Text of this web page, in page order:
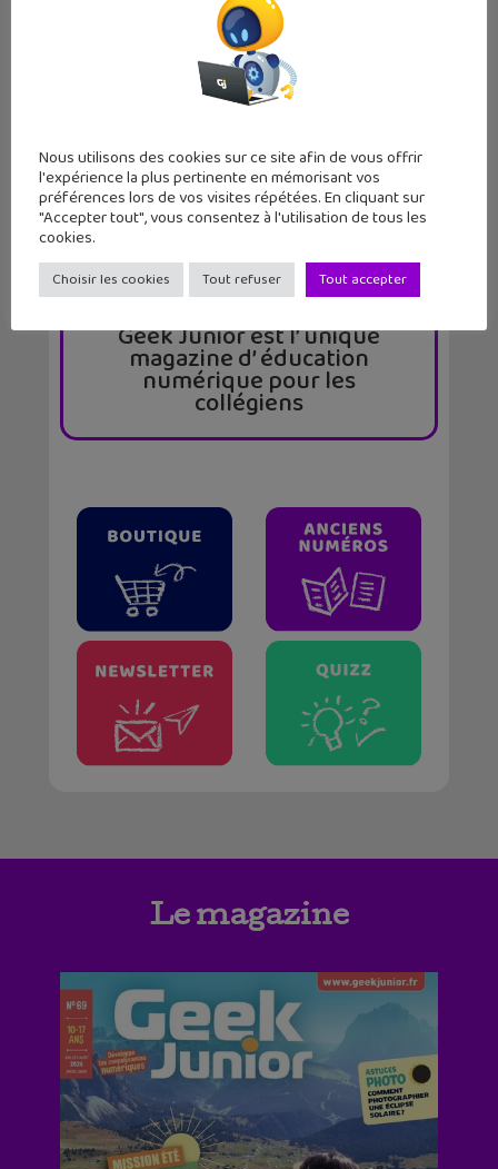
11 numéros par an
par abonnement et chez ton marchand de
journaux
Geek Junior est l’ unique
magazine d’ éducation
numérique pour les
collégiens
Le magazine
Nous utilisons des cookies sur ce site afin de vous offrir
l'expérience la plus pertinente en mémorisant vos
préférences lors de vos visites répétées. En cliquant sur
"Accepter tout", vous consentez à l'utilisation de tous les
cookies.
Choisir les cookies Tout refuser Tout accepter